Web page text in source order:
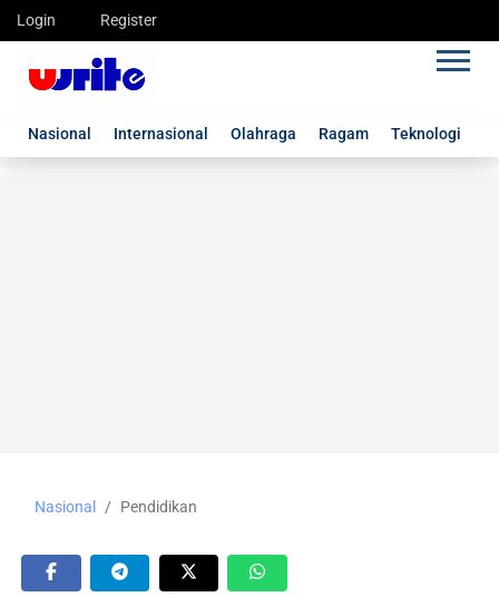
Login Register
Nasional Internasional Olahraga Ragam Teknologi
Nasional Pendidikan